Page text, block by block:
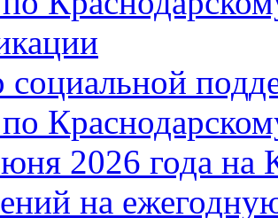
социальной
2026 года на
на